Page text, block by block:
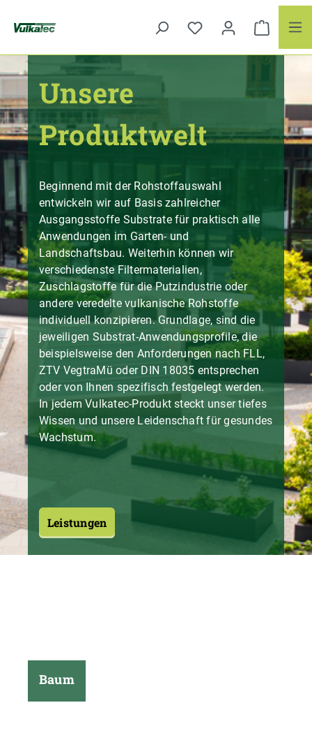
Unsere
Produktwelt
Beginnend mit der Rohstoffauswahl
entwickeln wir auf Basis zahlreicher
Ausgangsstoffe Substrate für praktisch alle
Anwendungen im Garten- und
Landschaftsbau. Weiterhin können wir
verschiedenste Filtermaterialien,
Zuschlagstoffe für die Putzindustrie oder
andere veredelte vulkanische Rohstoffe
individuell konzipieren. Grundlage, sind die
jeweiligen Substrat-Anwendungsprofile, die
beispielsweise den Anforderungen nach FLL,
ZTV VegtraMü oder DIN 18035 entsprechen
oder von Ihnen spezifisch festgelegt werden.
In jedem Vulkatec-Produkt steckt unser tiefes
Wissen und unsere Leidenschaft für gesundes
Wachstum.
Leistungen
Baum